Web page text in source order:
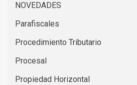
NOVEDADES
Parafiscales
Procedimiento Tributario
Procesal
Propiedad Horizontal